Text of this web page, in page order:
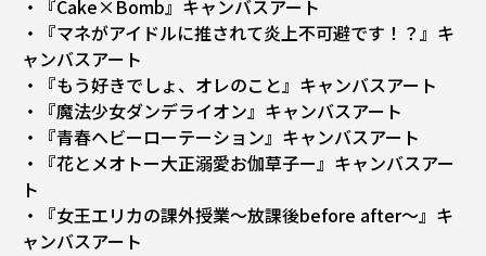
・『Cake×Bomb』キャンバスアート
・『マネがアイドルに推されて炎上不可避です！？』キ
ャンバスアート
・『もう好きでしょ、オレのこと』キャンバスアート
・『魔法少女ダンデライオン』キャンバスアート
・『青春ヘビーローテーション』キャンバスアート
・『花とメオトー大正溺愛お伽草子ー』キャンバスアー
ト
・『女王エリカの課外授業～放課後before after～』キ
ャンバスアート